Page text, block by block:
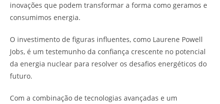
inovações que podem transformar a forma como geramos e
consumimos energia.
O investimento de figuras influentes, como Laurene Powell
Jobs, é um testemunho da confiança crescente no potencial
da energia nuclear para resolver os desafios energéticos do
futuro.
Com a combinação de tecnologias avançadas e um